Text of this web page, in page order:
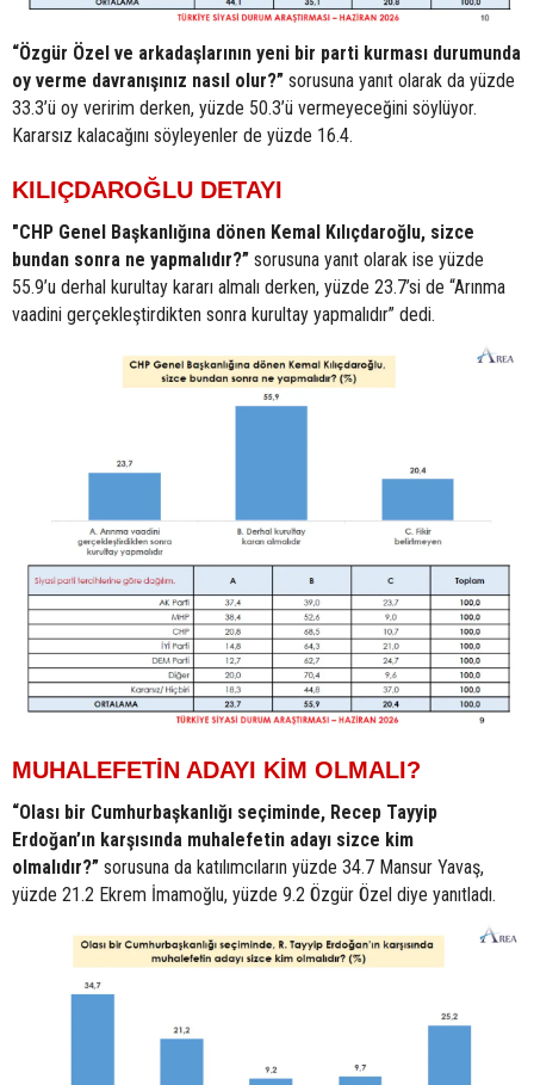
“Özgür Özel ve arkadaşlarının yeni bir parti kurması durumunda
oy verme davranışınız nasıl olur?” sorusuna yanıt olarak da yüzde
33.3’ü oy veririm derken, yüzde 50.3’ü vermeyeceğini söylüyor.
Kararsız kalacağını söyleyenler de yüzde 16.4.
KILIÇDAROĞLU DETAYI
"CHP Genel Başkanlığına dönen Kemal Kılıçdaroğlu, sizce
bundan sonra ne yapmalıdır?” sorusuna yanıt olarak ise yüzde
55.9’u derhal kurultay kararı almalı derken, yüzde 23.7’si de “Arınma
vaadini gerçekleştirdikten sonra kurultay yapmalıdır” dedi.
MUHALEFETİN ADAYI KİM OLMALI?
“Olası bir Cumhurbaşkanlığı seçiminde, Recep Tayyip
Erdoğan’ın karşısında muhalefetin adayı sizce kim
olmalıdır?” sorusuna da katılımcıların yüzde 34.7 Mansur Yavaş,
yüzde 21.2 Ekrem İmamoğlu, yüzde 9.2 Özgür Özel diye yanıtladı.